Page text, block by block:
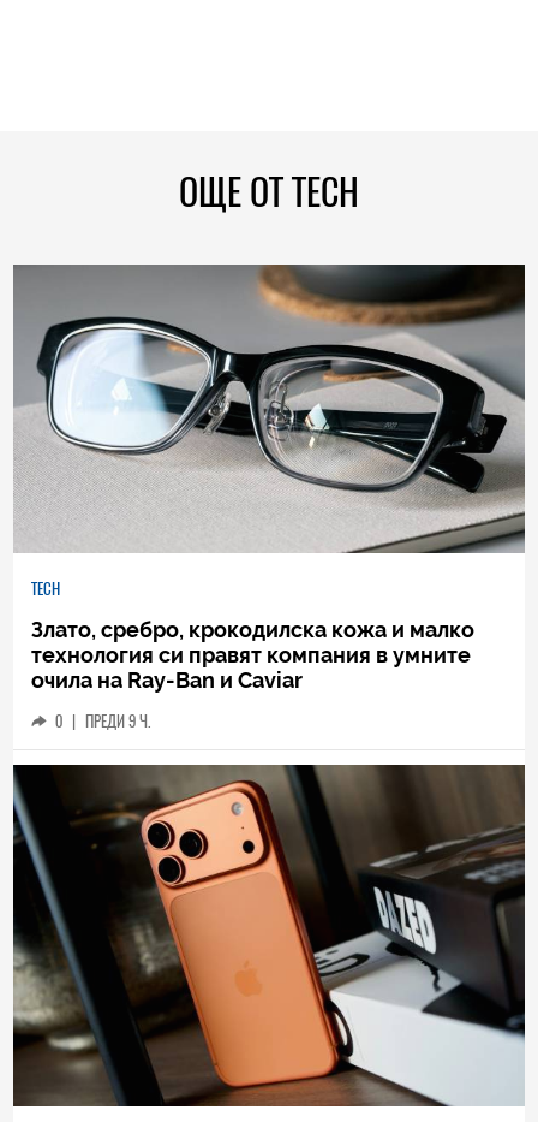
ОЩЕ ОТ TECH
TECH
Злато, сребро, крокодилска кожа и малко
технология си правят компания в умните
очила на Ray-Ban и Caviar
0 | ПРЕДИ 9 Ч.